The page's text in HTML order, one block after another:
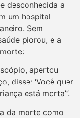
desconhecida a
um hospital
Sem
piorou, e a
apertou
disse: ‘Você quer
está morta’”.
da morte como